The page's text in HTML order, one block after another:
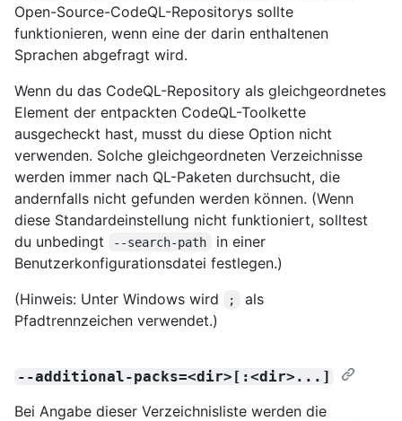
Open-Source-CodeQL-Repositorys sollte
funktionieren, wenn eine der darin enthaltenen
Sprachen abgefragt wird.
Wenn du das CodeQL-Repository als gleichgeordnetes
Element der entpackten CodeQL-Toolkette
ausgecheckt hast, musst du diese Option nicht
verwenden. Solche gleichgeordneten Verzeichnisse
werden immer nach QL-Paketen durchsucht, die
andernfalls nicht gefunden werden können. (Wenn
diese Standardeinstellung nicht funktioniert, solltest
du unbedingt
--search-path
in einer
Benutzerkonfigurationsdatei festlegen.)
(Hinweis: Unter Windows wird
;
als
Pfadtrennzeichen verwendet.)
--additional-packs=<dir>[:<dir>...]
Bei Angabe dieser Verzeichnisliste werden die